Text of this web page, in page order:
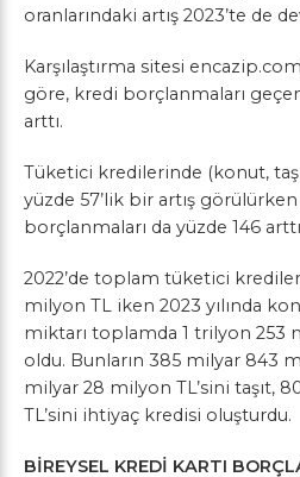
oranlarındaki artış 2023’te de
Karşılaştırma sitesi
göre, kredi borçlanmaları
arttı.
Tüketici kredilerinde (konut,
yüzde 57’lik bir artış
borçlanmaları da yüzde 146
2022’de toplam tüketici
milyon TL iken 2023 yılında
miktarı toplamda 1 trilyon 253
oldu. Bunların 385 milyar 843
milyar 28 milyon TL’sini taşıt,
TL’sini ihtiyaç kredisi oluşturdu.
BİREYSEL KREDİ KARTI